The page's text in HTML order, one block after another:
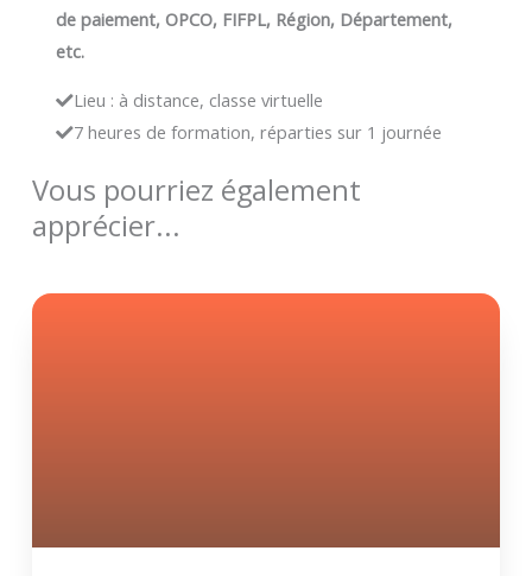
de paiement, OPCO, FIFPL, Région, Département,
etc.
Lieu : à distance, classe virtuelle
7 heures de formation, réparties sur 1 journée
Vous pourriez également
apprécier...